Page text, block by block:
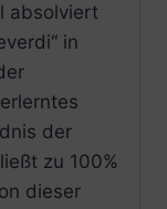
absolviert
in
der
zu 100%
dieser